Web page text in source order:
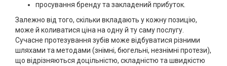
просування бренду та закладений прибуток.
Залежно від того, скільки вкладають у кожну позицію,
може й коливатися ціна на одну й ту саму послугу.
Сучасне протезування зубів може відбуватися різними
шляхами та методами (знімні, бюгельні, незнімні протези),
що відрізняються доцільністю, складністю та швидкістю